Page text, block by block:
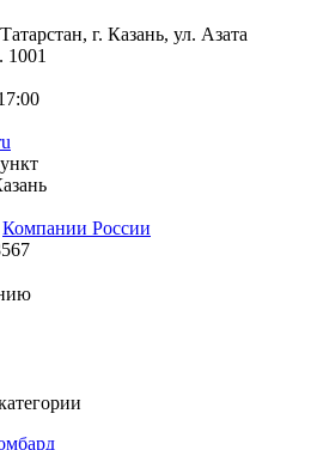
г. Казань, ул. Азата
1001
Компании России